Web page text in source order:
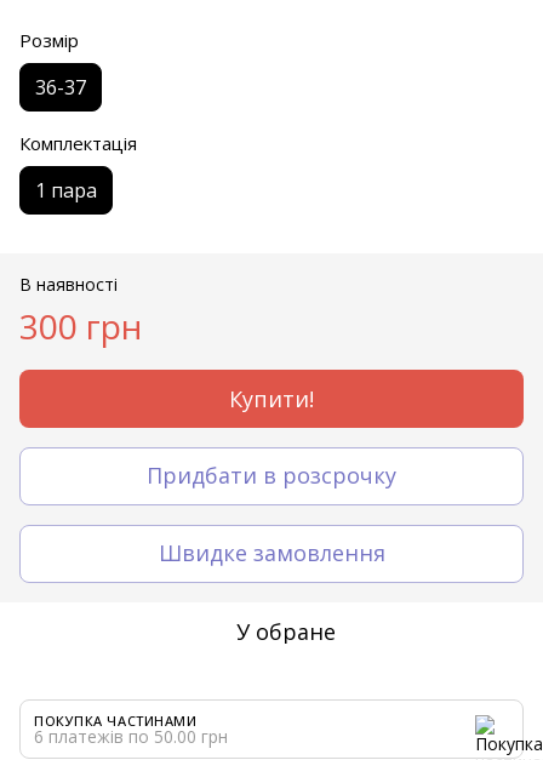
Розмір
36-37
Комплектація
1 пара
В наявності
300 грн
Купити!
Придбати в розсрочку
Швидке замовлення
У обране
ПОКУПКА ЧАСТИНАМИ
6 платежів по 50.00 грн